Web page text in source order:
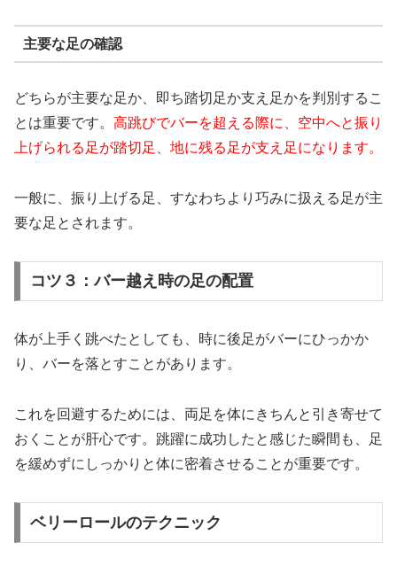
主要な足の確認
どちらが主要な足か、即ち踏切足か支え足かを判別するこ
とは重要です。 高跳びでバーを超える際に、空中へと振り
上げられる足が踏切足、地に残る足が支え足になります。
一般に、振り上げる足、すなわちより巧みに扱える足が主
要な足とされます。
コツ３：バー越え時の足の配置
体が上手く跳べたとしても、時に後足がバーにひっかか
り、バーを落とすことがあります。
これを回避するためには、両足を体にきちんと引き寄せて
おくことが肝心です。跳躍に成功したと感じた瞬間も、足
を緩めずにしっかりと体に密着させることが重要です。
ベリーロールのテクニック